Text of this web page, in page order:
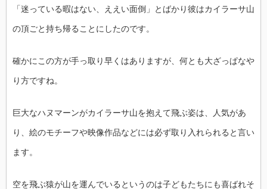
「迷っている暇はない、ええい面倒」とばかり彼はカイラーサ山
の頂ごと持ち帰ることにしたのです。
確かにこの方が手っ取り早くはありますが、何とも大ざっぱなや
り方ですね。
巨大なハヌマーンがカイラーサ山を抱えて飛ぶ姿は、人気があ
り、絵のモチーフや映像作品などには必ず取り入れられると言い
ます。
空を飛ぶ猿が山を運んでいるというのは子どもたちにも喜ばれそ